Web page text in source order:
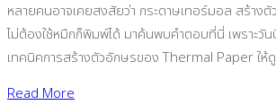
หลายคนอาจเคยสงสัยว่า กระดาษเทอร์มอล สร้าง
ไม่ต้องใช้หมึกก็พิมพ์ได้ มาค้นพบคำตอบที่นี่ เพราะวัน
เทคนิคการสร้างตัวอักษรของ Thermal Paper ให้
Read More